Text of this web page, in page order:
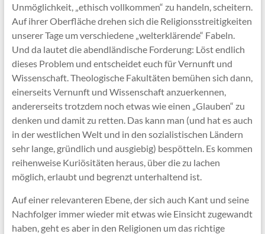
Unmöglichkeit, „ethisch vollkommen“ zu handeln, scheitern.
Auf ihrer Oberfläche drehen sich die Religionsstreitigkeiten
unserer Tage um verschiedene „welterklärende“ Fabeln.
Und da lautet die abendländische Forderung: Löst endlich
dieses Problem und entscheidet euch für Vernunft und
Wissenschaft. Theologische Fakultäten bemühen sich dann,
einerseits Vernunft und Wissenschaft anzuerkennen,
andererseits trotzdem noch etwas wie einen „Glauben“ zu
denken und damit zu retten. Das kann man (und hat es auch
in der westlichen Welt und in den sozialistischen Ländern
sehr lange, gründlich und ausgiebig) bespötteln. Es kommen
reihenweise Kuriösitäten heraus, über die zu lachen
möglich, erlaubt und begrenzt unterhaltend ist.
Auf einer relevanteren Ebene, der sich auch Kant und seine
Nachfolger immer wieder mit etwas wie Einsicht zugewandt
haben, geht es aber in den Religionen um das richtige